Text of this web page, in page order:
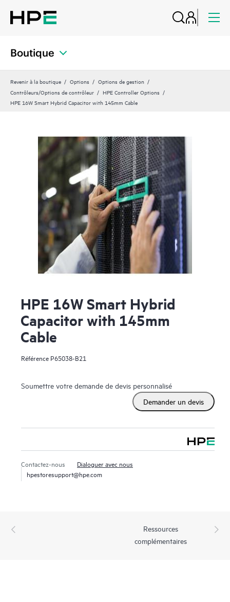
Boutique
Revenir à la boutique Options
Options de gestion
Contrôleurs/Options de contrôleur
HPE Controller Options
HPE 16W Smart Hybrid Capacitor with 145mm Cable
HPE 16W Smart Hybrid
Capacitor with 145mm
Cable
Référence P65038-B21
Soumettre votre demande de devis personnalisé
Demander un devis
Contactez-nous
Dialoguer avec nous
hpestoresupport@hpe.com
Ressources
complémentaires